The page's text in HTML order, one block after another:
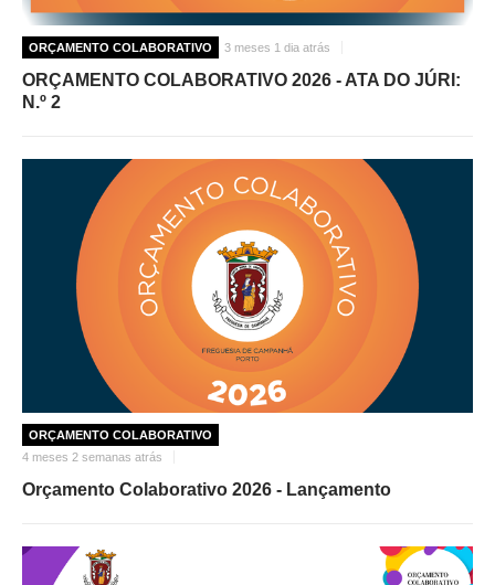
ORÇAMENTO COLABORATIVO 3 meses 1 dia atrás
ORÇAMENTO COLABORATIVO 2026 - ATA DO JÚRI:
N.º 2
ORÇAMENTO COLABORATIVO
4 meses 2 semanas atrás
Orçamento Colaborativo 2026 - Lançamento